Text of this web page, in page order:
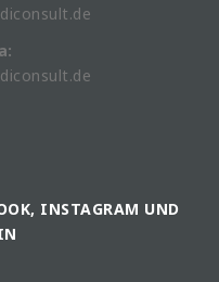
INSTAGRAM UND